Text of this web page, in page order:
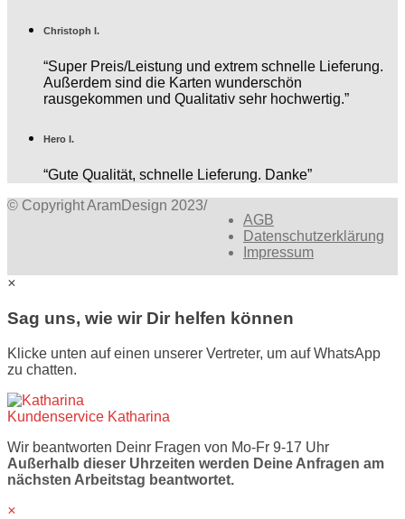
Christoph I.
“Super Preis/Leistung und extrem schnelle Lieferung.
Außerdem sind die Karten wunderschön
rausgekommen und Qualitativ sehr hochwertig.”
Hero I.
“Gute Qualität, schnelle Lieferung. Danke”
© Copyright AramDesign 2023/
AGB
Datenschutzerklärung
Impressum
×
Sag uns, wie wir Dir helfen können
Klicke unten auf einen unserer Vertreter, um auf WhatsApp
zu chatten.
Kundenservice Katharina
Wir beantworten Deinr Fragen von Mo-Fr 9-17 Uhr
Außerhalb dieser Uhrzeiten werden Deine Anfragen am
nächsten Arbeitstag beantwortet.
×